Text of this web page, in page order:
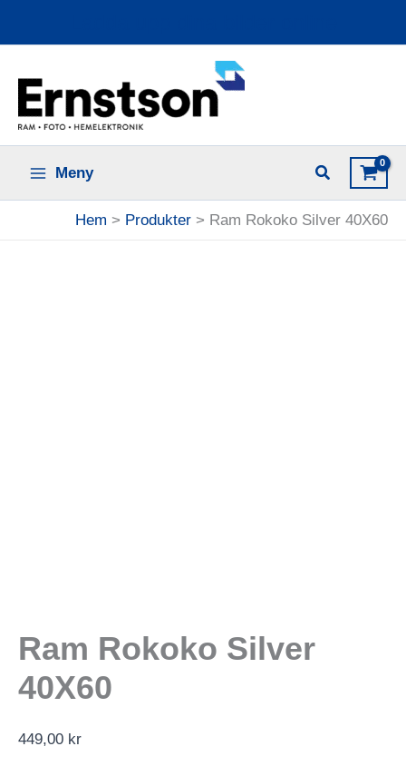
Meny
Hem Produkter Ram Rokoko Silver 40X60
Ram Rokoko Silver
40X60
449,00 kr